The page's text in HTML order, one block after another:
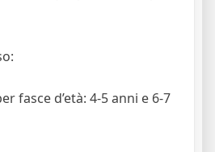
fasce d’età: 4-5 anni e 6-7